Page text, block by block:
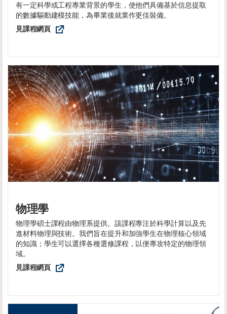
有一定科學或工程專業背景的學生，使他們具備基於信息提取
的數據驅動建模技能，為畢業後就業作更佳裝備。
見課程網頁
物理學
物理學碩士課程由物理系提供。該課程專注於科學計算以及先
進材料物理與技術。我們旨在提升和加強學生在物理核心領域
的知識；學生可以選擇各種選修課程，以便專攻特定的物理領
域。
見課程網頁